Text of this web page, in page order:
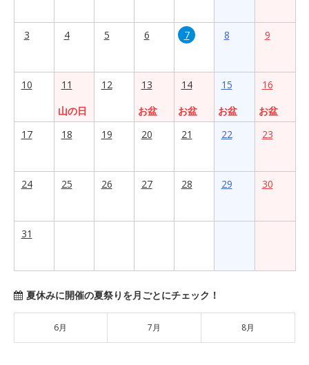
3 4 5 6 7 8 9
10
11
山の日
12
13
お盆
14
お盆
15
お盆
16
お盆
17
18 19 20 21 22 23
24 25 26 27 28 29 30
31
夏休みに開催の夏祭りを月ごとにチェック！
6月 7月 8月